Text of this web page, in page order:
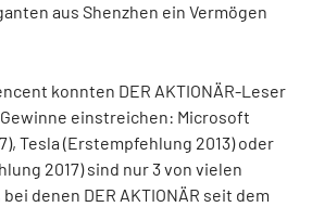
aus Shenzhen ein Vermögen
konnten DER AKTIONÄR-Leser
einstreichen: Microsoft
Tesla (Erstempfehlung 2013) oder
2017) sind nur 3 von vielen
denen DER AKTIONÄR seit dem